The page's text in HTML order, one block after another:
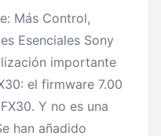
Más Control,
Esenciales Sony
importante
el firmware 7.00
Y no es una
han añadido